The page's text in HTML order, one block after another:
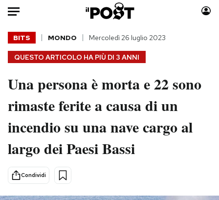
Auto
HOME
Italia
Politica
Tecnologia
Scienza
Cultura
Economia
Sport
Moda
Consumismi
Storie/Idee
Media
Mondiali calcio 2026
QUESTO ARTICOLO HA PIÙ DI 3 ANNI
BITS MONDO Mercoledì 26 luglio 2023
Una persona è morta e 22 sono
rimaste ferite a causa di un
incendio su una nave cargo al
largo dei Paesi Bassi
Condividi